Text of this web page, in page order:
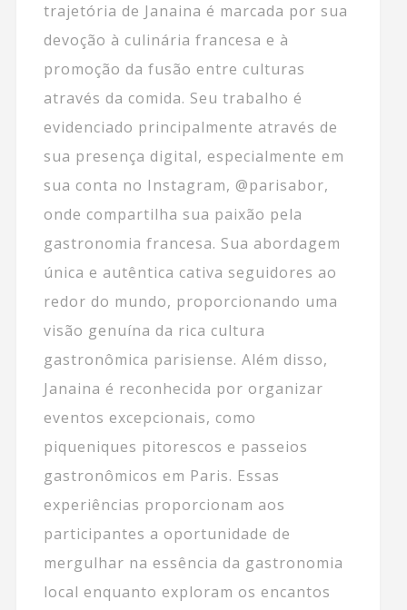
trajetória de Janaina é marcada por sua
devoção à culinária francesa e à
promoção da fusão entre culturas
através da comida. Seu trabalho é
evidenciado principalmente através de
sua presença digital, especialmente em
sua conta no Instagram, @parisabor,
onde compartilha sua paixão pela
gastronomia francesa. Sua abordagem
única e autêntica cativa seguidores ao
redor do mundo, proporcionando uma
visão genuína da rica cultura
gastronômica parisiense. Além disso,
Janaina é reconhecida por organizar
eventos excepcionais, como
piqueniques pitorescos e passeios
gastronômicos em Paris. Essas
experiências proporcionam aos
participantes a oportunidade de
mergulhar na essência da gastronomia
local enquanto exploram os encantos